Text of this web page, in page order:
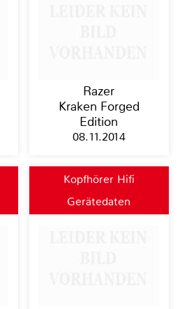
Razer
Kraken Forged
Edition
08.11.2014
Kopfhörer Hifi
Gerätedaten